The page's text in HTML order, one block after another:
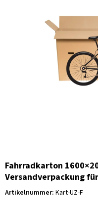
Fahrradkarton
Versandverpackung
Artikelnummer: Kart-UZ-F